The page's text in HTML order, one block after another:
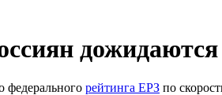
дожидаются
федерального рейтинга ЕРЗ по